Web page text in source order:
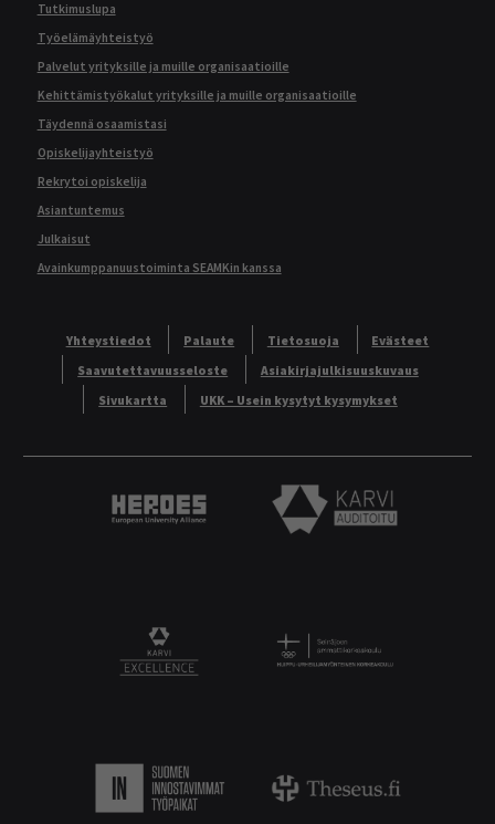
Tutkimuslupa
Työelämäyhteistyö
Palvelut yrityksille ja muille organisaatioille
Kehittämistyökalut yrityksille ja muille organisaatioille
Täydennä osaamistasi
Opiskelijayhteistyö
Rekrytoi opiskelija
Asiantuntemus
Julkaisut
Avainkumppanuustoiminta SEAMKin kanssa
Yhteystiedot Palaute Tietosuoja
Evästeet
Saavutettavuusseloste
Asiakirjajulkisuuskuvaus
Sivukartta
UKK – Usein kysytyt kysymykset
Heroes European University Alliance logo
Karvi Auditoitu logo
KARVI Excellence logo.Logo
Suomen innostavimmat työpaikat.
Theseus logo